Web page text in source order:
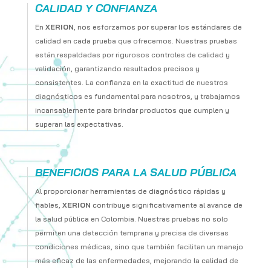
CALIDAD Y CONFIANZA
En XERION, nos esforzamos por superar los estándares de
calidad en cada prueba que ofrecemos. Nuestras pruebas
están respaldadas por rigurosos controles de calidad y
validación, garantizando resultados precisos y
consistentes. La confianza en la exactitud de nuestros
diagnósticos es fundamental para nosotros, y trabajamos
incansablemente para brindar productos que cumplen y
superan las expectativas.
BENEFICIOS PARA LA SALUD PÚBLICA
Al proporcionar herramientas de diagnóstico rápidas y
fiables, XERION contribuye significativamente al avance de
la salud pública en Colombia. Nuestras pruebas no solo
permiten una detección temprana y precisa de diversas
condiciones médicas, sino que también facilitan un manejo
más eficaz de las enfermedades, mejorando la calidad de